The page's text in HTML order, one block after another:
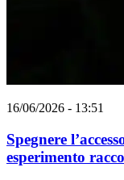
16/06/2026 - 13:51
Spegnere
esperimento